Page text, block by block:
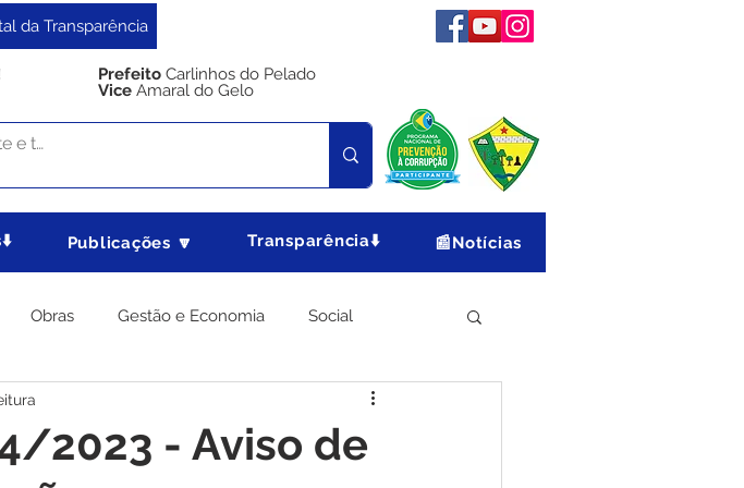
da Transparência
Prefeito Carlinhos do Pelado
Vice Amaral do Gelo
Publicações 🔽 Transparência⬇️ 📰Notícias
Obras Gestão e Economia Social
Meio Ambiente
2023 - Aviso de